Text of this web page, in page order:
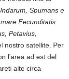
Spumans e
mare Fecunditatis
Petavius,
nostro satellite. Per
l’area ad est del
alte circa